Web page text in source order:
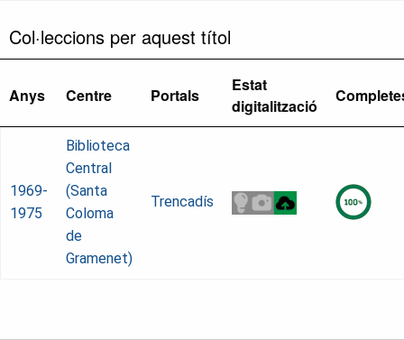
Col·leccions per aquest títol
Anys Centre Portals
Estat
digitalització
1969-
1975
Biblioteca
Central
(Santa
Coloma
de
Gramenet)
Trencadís